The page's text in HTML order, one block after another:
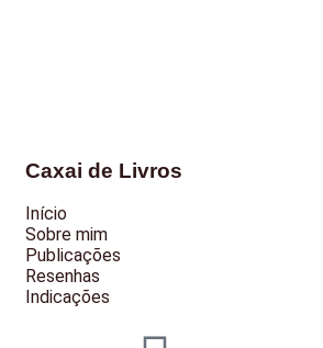
Caxai de Livros
Início
Sobre mim
Publicações
Resenhas
Indicações